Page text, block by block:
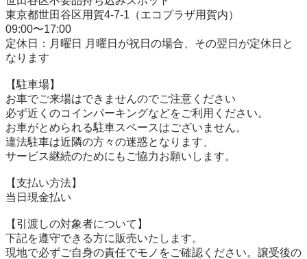
東京都世田谷区用賀4-7-1（エコプラザ用賀内）
09:00〜17:00
定休日：月曜日 月曜日が祝日の場合、その翌日が定休日と
なります
【駐⾞場】
お車でご来場はできませんのでご注意ください
必ず近くのコインパーキングなどをご利用ください。
お車がとめられる駐車スペースはございません。
違法駐車は近隣の方々の迷惑となります、
サービス継続のためにもご協力お願いします。
【⽀払い⽅法】
当日現金払い
【引渡しの対象者について】
下記を遵守できる⽅に販売いたします。
現地で必ずご⾃⾝の責任でモノをご確認ください。譲受後の